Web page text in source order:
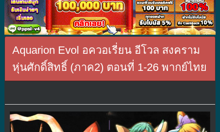
Aquarion Evol อควอเรี่ยน อีโวล สงคราม
หุ่นศักดิ์สิทธิ์ (ภาค2) ตอนที่ 1-26 พากย์ไทย